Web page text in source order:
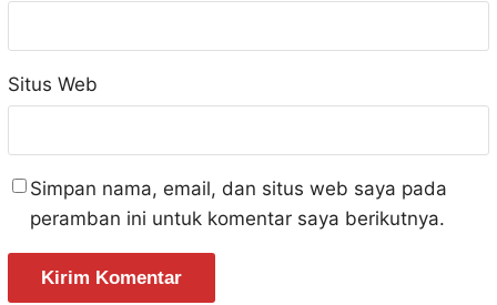
Situs Web
Simpan nama, email, dan situs web saya pada
peramban ini untuk komentar saya berikutnya.